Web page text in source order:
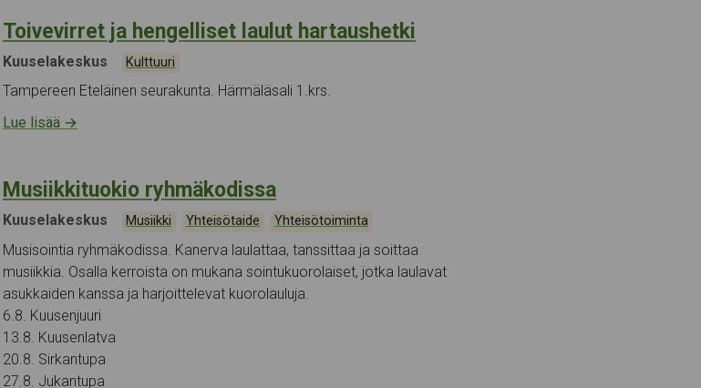
Toivevirret ja hengelliset laulut hartaushetki
Tapahtumapaikka:
Kuuselakeskus Kategoriat:
Kulttuuri
Tampereen Eteläinen seurakunta. Härmäläsali 1.krs.
Lue lisää →
Musiikkituokio ryhmäkodissa
Tapahtumapaikka:
Kuuselakeskus Kategoriat:
Musiikki Yhteisötaide Yhteisötoiminta
Musisointia ryhmäkodissa. Kanerva laulattaa, tanssittaa ja soittaa
musiikkia. Osalla kerroista on mukana sointukuorolaiset, jotka laulavat
asukkaiden kanssa ja harjoittelevat kuorolauluja.
6.8. Kuusenjuuri
13.8. Kuusenlatva
20.8. Sirkantupa
27.8. Jukantupa